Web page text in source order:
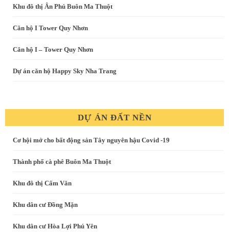
Khu đô thị Ân Phú Buôn Ma Thuột
Căn hộ I Tower Quy Nhơn
Căn hộ I – Tower Quy Nhơn
Dự án căn hộ Happy Sky Nha Trang
DỰ ÁN ĐẤT NỀN
Cơ hội mở cho bất động sản Tây nguyên hậu Covid -19
Thành phố cà phê Buôn Ma Thuột
Khu đô thị Cẩm Văn
Khu dân cư Đồng Mặn
Khu dân cư Hòa Lợi Phú Yên